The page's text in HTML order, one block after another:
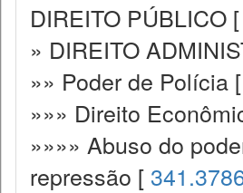
DIREITO PÚBLICO [
» DIREITO
»» Poder de Polícia [
»»» Direito
»»»» Abuso do
repressão [